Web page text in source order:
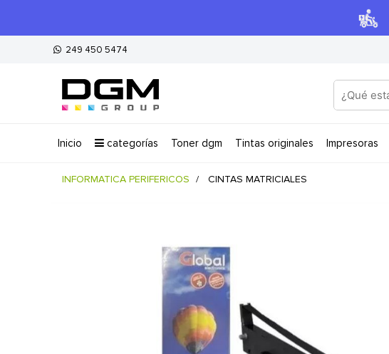
249 450 5474
inicio categorías toner dgm tintas originales impresoras
INFORMATICA PERIFERICOS CINTAS MATRICIALES